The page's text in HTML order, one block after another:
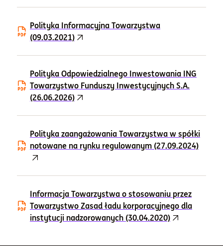
Polityka Informacyjna Towarzystwa
(09.03.2021)
Polityka Odpowiedzialnego Inwestowania ING
Towarzystwo Funduszy Inwestycyjnych S.A.
(26.06.2026)
Polityka zaangażowania Towarzystwa w spółki
notowane na rynku regulowanym (27.09.2024)
Informacja Towarzystwa o stosowaniu przez
Towarzystwo Zasad ładu korporacyjnego dla
instytucji nadzorowanych (30.04.2020)